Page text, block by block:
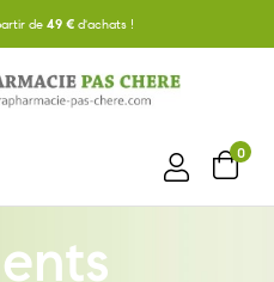
de 49 €d'achats !
0